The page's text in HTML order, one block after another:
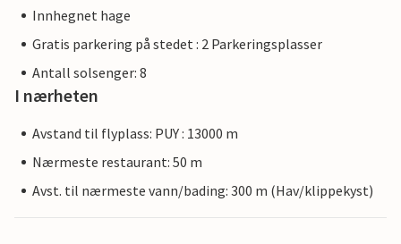
Innhegnet hage
Gratis parkering på stedet : 2 Parkeringsplasser
Antall solsenger: 8
I nærheten
Avstand til flyplass: PUY : 13000 m
Nærmeste restaurant: 50 m
Avst. til nærmeste vann/bading: 300 m (Hav/klippekyst)